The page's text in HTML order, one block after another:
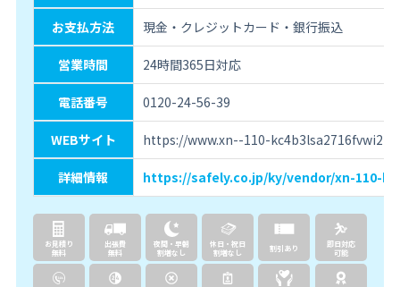
お支払方法 現金・クレジットカード・銀行振込
営業時間 24時間365日対応
電話番号 0120-24-56-39
WEBサイト https://www.xn--110-
詳細情報 https://safely.co.jp/ky/vendor/xn-110-
お見積り
無料
出張費
無料
夜間・早朝
割増なし
休日・祝日
割増なし
割引あり
即日対応
可能